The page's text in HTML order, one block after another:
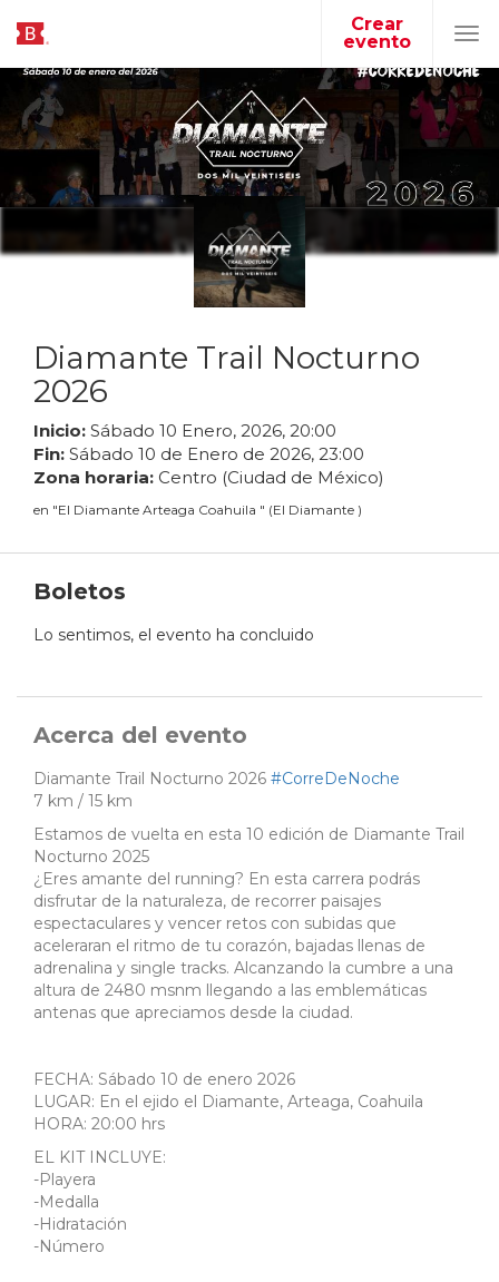
Crear
evento
Diamante Trail Nocturno
2026
Inicio: Sábado 10 Enero, 2026, 20:00
Fin: Sábado 10 de Enero de 2026, 23:00
Zona horaria: Centro (Ciudad de México)
en "El Diamante Arteaga Coahuila " (El Diamante )
Boletos
Lo sentimos, el evento ha concluido
Acerca del evento
Diamante Trail Nocturno 2026 #CorreDeNoche
7 km / 15 km
Estamos de vuelta en esta 10 edición de Diamante Trail
Nocturno 2025
¿Eres amante del running? En esta carrera podrás
disfrutar de la naturaleza, de recorrer paisajes
espectaculares y vencer retos con subidas que
aceleraran el ritmo de tu corazón, bajadas llenas de
adrenalina y single tracks. Alcanzando la cumbre a una
altura de 2480 msnm llegando a las emblemáticas
antenas que apreciamos desde la ciudad.
FECHA: Sábado 10 de enero 2026
LUGAR: En el ejido el Diamante, Arteaga, Coahuila
HORA: 20:00 hrs
EL KIT INCLUYE:
-Playera
-Medalla
-Hidratación
-Número